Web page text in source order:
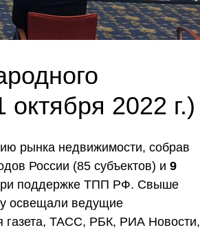
2022 г.)
рынка недвижимости, собрав
России (85 субъектов) и 9
при поддержке ТПП РФ. Свыше
освещали ведущие
газета, ТАСС, РБК, РИА Новости,